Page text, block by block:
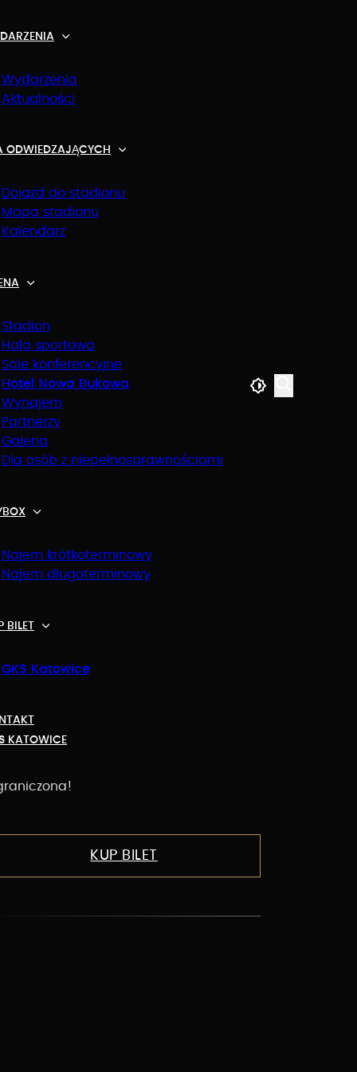
Wydarzenia
Aktualności
ODWIEDZAJĄCYCH
Dojazd do stadionu
Mapa stadionu
Kalendarz
Stadion
Hala sportowa
Sale konferencyjne
Hotel Nowa Bukowa
Wynajem
Partnerzy
Galeria
Dla osób z niepełnosprawnościami
Najem krótkoterminowy
Najem długoterminowy
BILET
GKS Katowice
KATOWICE
informacje
29.11.2025
Data wydarzenia
Otwarcie bram
20:15
bilet już teraz
KUP BILET